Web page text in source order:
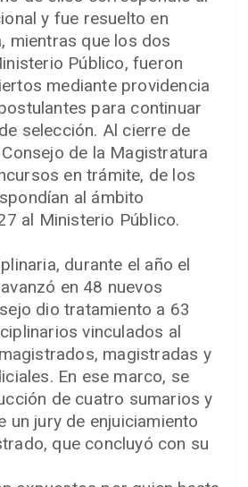
y fue resuelto en
mientras que los dos
Público, fueron
mediante providencia
para continuar
selección. Al cierre de
de la Magistratura
en trámite, de los
al ámbito
al Ministerio Público.
durante el año el
en 48 nuevos
dio tratamiento a 63
vinculados al
magistradas y
En ese marco, se
de cuatro sumarios y
un jury de enjuiciamiento
que concluyó con su